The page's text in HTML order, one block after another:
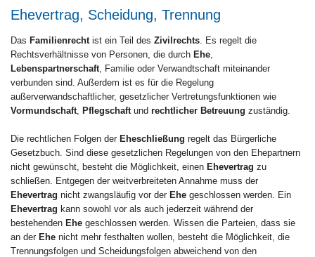
Ehevertrag, Scheidung, Trennung
Das Familienrecht ist ein Teil des Zivilrechts . Es regelt die
Rechtsverhältnisse von Personen, die durch Ehe
Lebenspartnerschaft , Familie oder Verwandtschaft miteinander
verbunden sind. Außerdem ist es für die Regelung
außerverwandschaftlicher, gesetzlicher Vertretungsfunktionen wie
Vormundschaft Pflegschaft und rechtlicher Betreuung zuständig.
Die rechtlichen Folgen der Eheschließung regelt das Bürgerliche
Gesetzbuch. Sind diese gesetzlichen Regelungen von den Ehepartnern
nicht gewünscht, besteht die Möglichkeit, einen Ehevertrag zu
schließen. Entgegen der weitverbreiteten Annahme muss der
Ehevertrag nicht zwangsläufig vor der Ehe geschlossen werden. Ein
Ehevertrag kann sowohl vor als auch jederzeit während der
bestehenden Ehe geschlossen werden. Wissen die Parteien, dass sie
an der Ehe nicht mehr festhalten wollen, besteht die Möglichkeit, die
Trennungsfolgen und Scheidungsfolgen abweichend von den